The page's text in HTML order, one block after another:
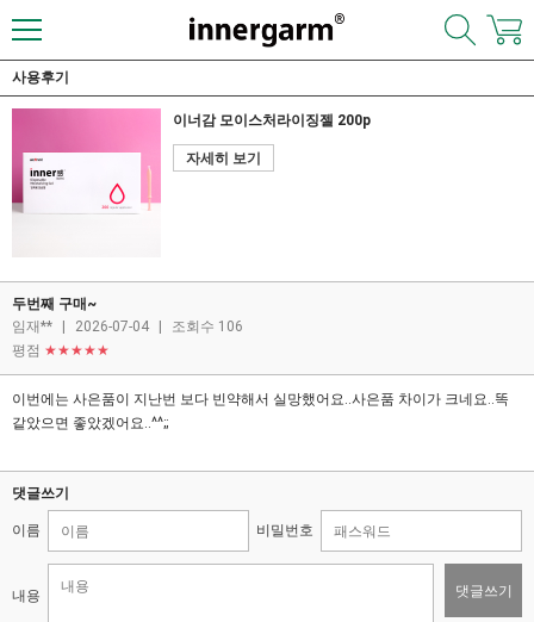
사용후기
이너감 모이스처라이징젤 200p
자세히 보기
두번째 구매~
임재**
2026-07-04
조회수 106
평점 ★★★★★
이번에는 사은품이 지난번 보다 빈약해서 실망했어요..사은품 차이가 크네요..똑
같았으면 좋았겠어요..^^;;
댓글쓰기
이름 비밀번호
내용 댓글쓰기